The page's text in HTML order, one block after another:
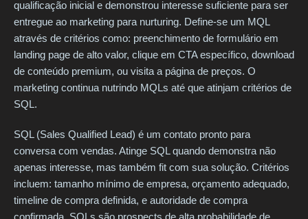
qualificação inicial e demonstrou interesse suficiente para ser
entregue ao marketing para nurturing. Define-se um MQL
através de critérios como: preenchimento de formulário em
landing page de alto valor, clique em CTA específico, download
de conteúdo premium, ou visita a página de preços. O
marketing continua nutrindo MQLs até que atinjam critérios de
SQL.
SQL (Sales Qualified Lead) é um contato pronto para
conversa com vendas. Atinge SQL quando demonstra não
apenas interesse, mas também fit com sua solução. Critérios
incluem: tamanho mínimo de empresa, orçamento adequado,
timeline de compra definida, e autoridade de compra
confirmada. SQLs são prospects de alta probabilidade de